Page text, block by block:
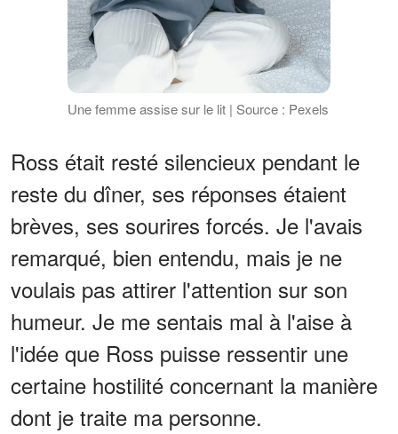
Une femme assise sur le lit | Source : Pexels
Ross était resté silencieux pendant le
reste du dîner, ses réponses étaient
brèves, ses sourires forcés. Je l'avais
remarqué, bien entendu, mais je ne
voulais pas attirer l'attention sur son
humeur. Je me sentais mal à l'aise à
l'idée que Ross puisse ressentir une
certaine hostilité concernant la manière
dont je traite ma personne.